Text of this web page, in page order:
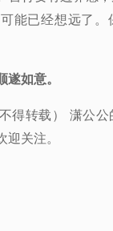
能已经想远了。
如意。
得转载） 潇公
关注。